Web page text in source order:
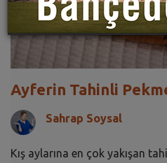
Ayferin Tahinli
Sahrap Soysal
Kış aylarına en çok yakışan